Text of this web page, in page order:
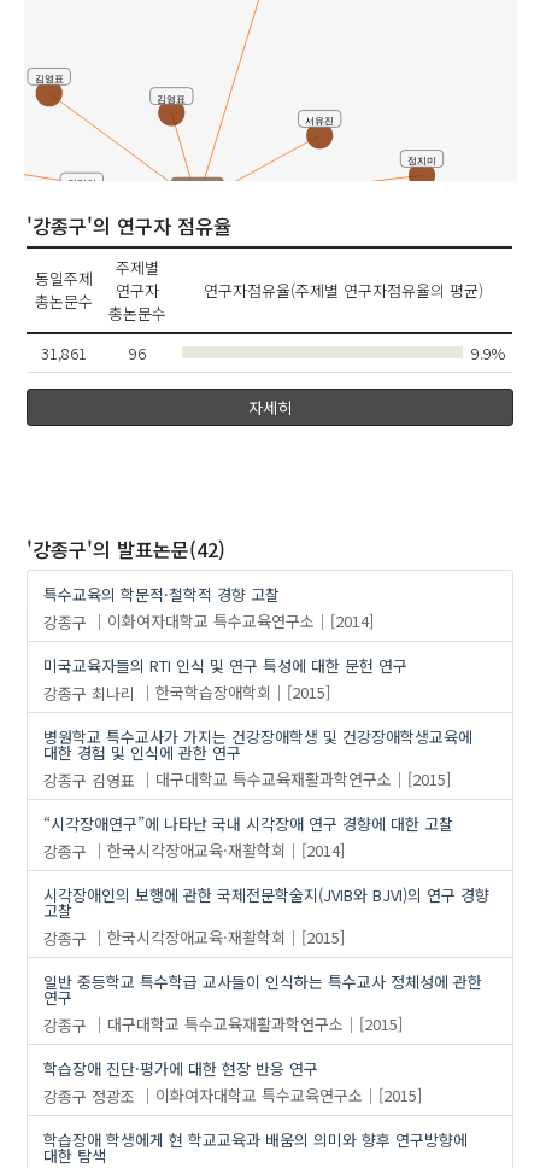
김영표
정광조
정지미
김영표
서유진
김정현
박남수
'강종구'의 연구자 점유율
동일주제
총논문수
주제별
연구자
총논문수
연구자점유율(주제별 연구자점유율의 평균)
31,861 96 9.9%
자세히
'강종구'의 발표논문(42)
특수교육의 학문적·철학적 경향 고찰
강종구
이화여자대학교 특수교육연구소
[2014]
미국교육자들의 RTI 인식 및 연구 특성에 대한 문헌 연구
강종구 최나리 한국학습장애학회
[2015]
병원학교 특수교사가 가지는 건강장애학생 및 건강장애학생교육에
대한 경험 및 인식에 관한 연구
강종구 김영표 대구대학교 특수교육재활과학연구소
[2015]
“시각장애연구”에 나타난 국내 시각장애 연구 경향에 대한 고찰
강종구
한국시각장애교육·재활학회
[2014]
시각장애인의 보행에 관한 국제전문학술지(JVIB와 BJVI)의 연구 경향
고찰
강종구
한국시각장애교육·재활학회
[2015]
일반 중등학교 특수학급 교사들이 인식하는 특수교사 정체성에 관한
연구
강종구
대구대학교 특수교육재활과학연구소
[2015]
학습장애 진단·평가에 대한 현장 반응 연구
강종구 정광조 이화여자대학교 특수교육연구소
[2015]
학습장애 학생에게 현 학교교육과 배움의 의미와 향후 연구방향에
대한 탐색